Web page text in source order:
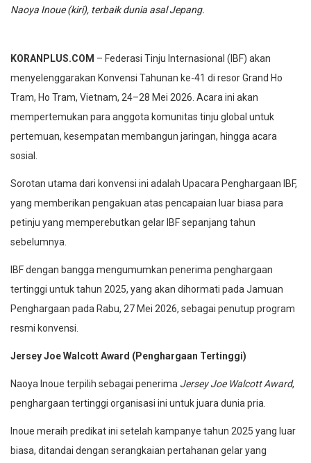
Naoya Inoue (kiri), terbaik dunia asal Jepang.
KORANPLUS.COM – Federasi Tinju Internasional (IBF) akan
menyelenggarakan Konvensi Tahunan ke-41 di resor Grand Ho
Tram, Ho Tram, Vietnam, 24–28 Mei 2026. Acara ini akan
mempertemukan para anggota komunitas tinju global untuk
pertemuan, kesempatan membangun jaringan, hingga acara
sosial.
Sorotan utama dari konvensi ini adalah Upacara Penghargaan IBF,
yang memberikan pengakuan atas pencapaian luar biasa para
petinju yang memperebutkan gelar IBF sepanjang tahun
sebelumnya.
IBF dengan bangga mengumumkan penerima penghargaan
tertinggi untuk tahun 2025, yang akan dihormati pada Jamuan
Penghargaan pada Rabu, 27 Mei 2026, sebagai penutup program
resmi konvensi.
Jersey Joe Walcott Award (Penghargaan Tertinggi)
Naoya Inoue terpilih sebagai penerima Jersey Joe Walcott Award,
penghargaan tertinggi organisasi ini untuk juara dunia pria.
Inoue meraih predikat ini setelah kampanye tahun 2025 yang luar
biasa, ditandai dengan serangkaian pertahanan gelar yang